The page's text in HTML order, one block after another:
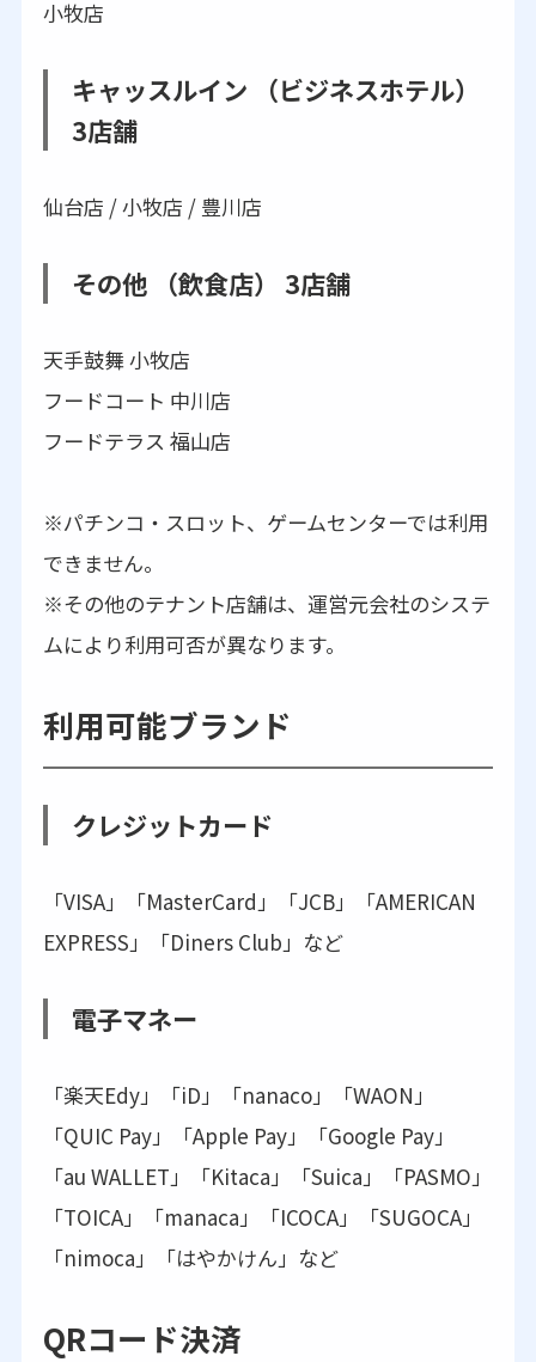
小牧店
キャッスルイン （ビジネスホテル）
3店舗
仙台店 / 小牧店 / 豊川店
その他 （飲食店） 3店舗
天手鼓舞 小牧店
フードコート 中川店
フードテラス 福山店
※パチンコ・スロット、ゲームセンターでは利用
できません。
※その他のテナント店舗は、運営元会社のシステ
ムにより利用可否が異なります。
利用可能ブランド
クレジットカード
「VISA」「MasterCard」「JCB」「AMERICAN
EXPRESS」「Diners Club」など
電子マネー
「楽天Edy」「iD」「nanaco」「WAON」
「QUIC Pay」「Apple Pay」「Google Pay」
「au WALLET」「Kitaca」「Suica」「PASMO」
「TOICA」「manaca」「ICOCA」「SUGOCA」
「nimoca」「はやかけん」など
QRコード決済